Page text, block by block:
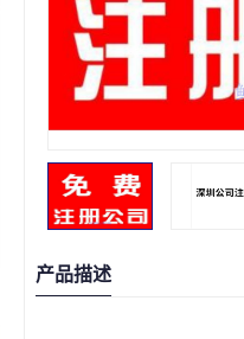
产品描述